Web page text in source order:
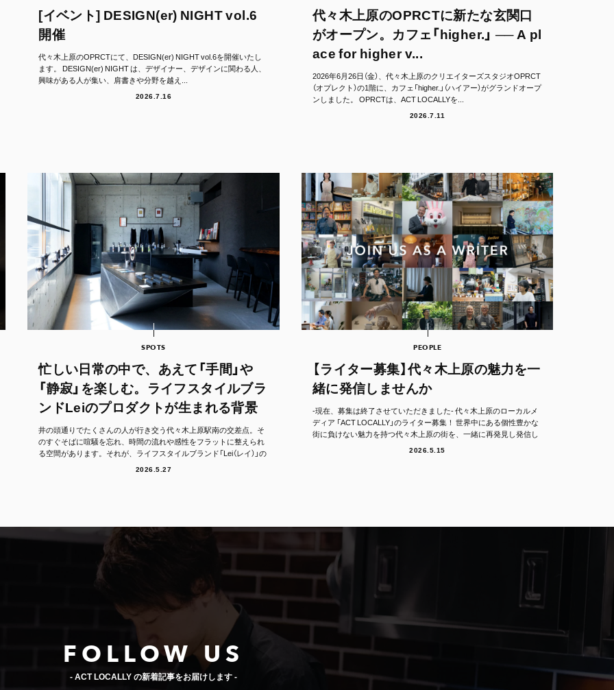
[イベント] DESIGN(er) NIGHT vol.6
開催
代々木上原のOPRCTにて、DESIGN(er) NIGHT vol.6を開催いたし
ます。 DESIGN(er) NIGHT は、デザイナー、デザインに関わる人、
興味がある人が集い、肩書きや分野を越え...
2026.7.16
代々木上原のOPRCTに新たな玄関口
がオープン。カフェ「higher.」 ── A pl
ace for higher v...
2026年6月26日（金）、代々木上原のクリエイターズスタジオOPRCT
（オプレクト）の1階に、カフェ「higher.」（ハイアー）がグランドオープ
ンしました。 OPRCTは、ACT LOCALLYを...
2026.7.11
SPOTS
忙しい日常の中で、あえて「手間」や
「静寂」を楽しむ。ライフスタイルブラ
ンドLeiのプロダクトが生まれる背景
井の頭通りでたくさんの人が行き交う代々木上原駅南の交差点。そ
のすぐそばに喧騒を忘れ、時間の流れや感性をフラットに整えられ
る空間があります。それが、ライフスタイルブランド「Lei（レイ）」の
2026.5.27
PEOPLE
【ライター募集】代々木上原の魅力を一
緒に発信しませんか
-現在、募集は終了させていただきました- 代々木上原のローカルメ
ディア 「ACT LOCALLY」のライター募集！ 世界中にある個性豊かな
街に負けない魅力を持つ代々木上原の街を、一緒に再発見し発信し
2026.5.15
FOLLOW US
- ACT LOCALLY の新着記事をお届けします -